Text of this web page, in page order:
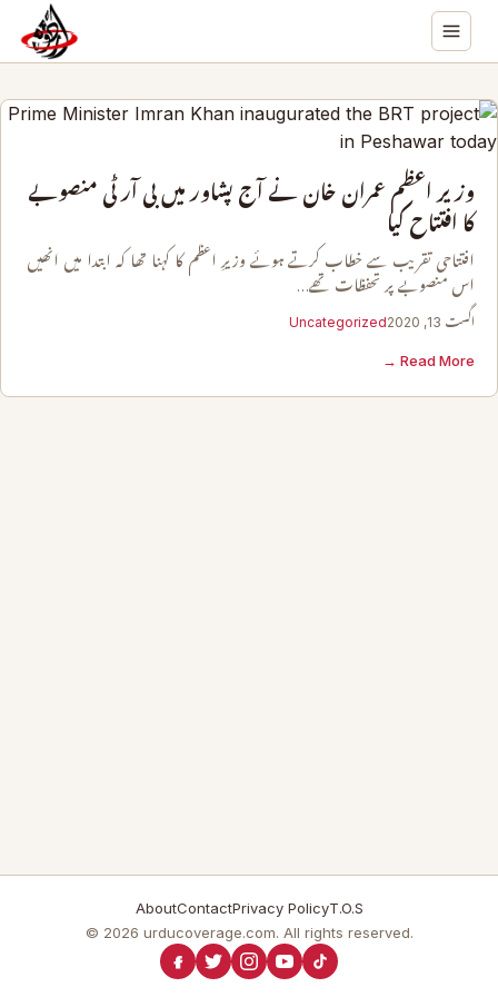
وزیر اعظم عمران خان نے آج پشاور میں بی آر ٹی منصوبے
کا افتتاح کیا
افتتاحی تقریب سے خطاب کرتے ہوئے وزیرِ اعظم کا کہنا تھا کہ ابتدا میں انھیں
اس منصوبے پر تحفظات تھے…
اگست 13, 2020 Uncategorized
Read More →
AboutContactPrivacy PolicyT.O.S
© 2026 urducoverage.com. All rights reserved.